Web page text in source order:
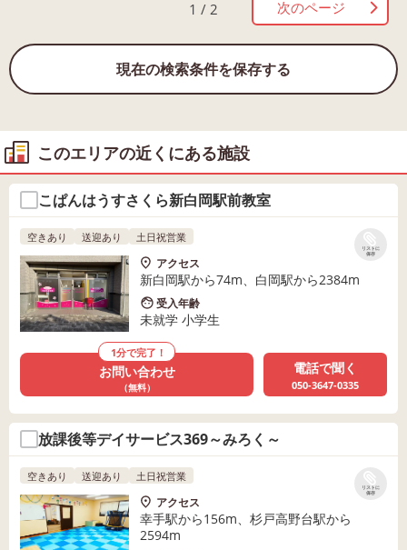
1 / 2 次のページ
現在の検索条件を保存する
このエリアの近くにある施設
こぱんはうすさくら新白岡駅前教室
リストに
保存
空きあり 送迎あり 土日祝営業
アクセス
新白岡駅から74m、白岡駅から2384m
受入年齢
未就学 小学生
1分で完了！
お問い合わせ
（無料）
電話で聞く
050-3647-0335
放課後等デイサービス369～みろく～
リストに
保存
空きあり 送迎あり 土日祝営業
アクセス
幸手駅から156m、杉戸高野台駅から
2594m